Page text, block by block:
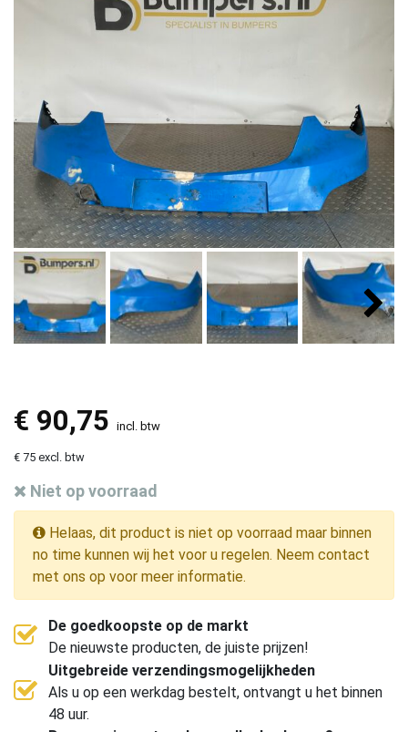
€ 90,75 incl. btw
€ 75 excl. btw
Niet op voorraad
Helaas, dit product is niet op voorraad maar binnen
no time kunnen wij het voor u regelen. Neem contact
met ons op voor meer informatie.
De goedkoopste op de markt
De nieuwste producten, de juiste prijzen!
Uitgebreide verzendingsmogelijkheden
Als u op een werkdag bestelt, ontvangt u het binnen
48 uur.